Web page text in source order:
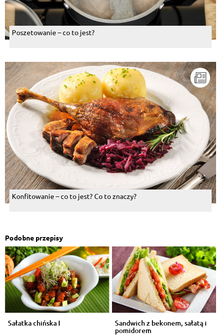
Poszetowanie – co to jest?
Konfitowanie – co to jest? Co to znaczy?
Podobne przepisy
Sałatka chińska I Sandwich z bekonem, sałatą i
pomidorem